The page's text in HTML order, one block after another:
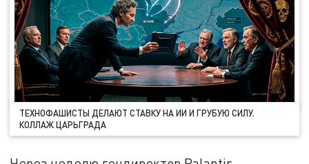
ТЕХНОФАШИСТЫ ДЕЛАЮТ СТАВКУ НА ИИ И ГРУБУЮ СИЛУ.
КОЛЛАЖ ЦАРЬГРАДА